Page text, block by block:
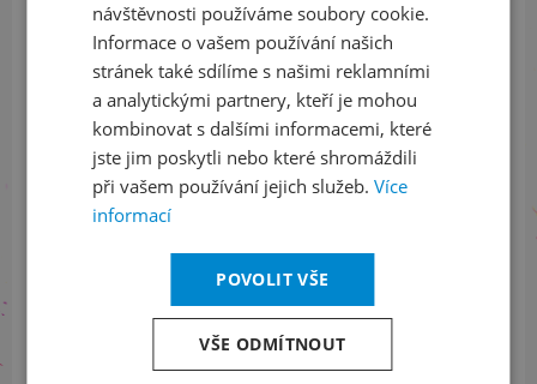
Sledujte nás na sociálních sítích
LinkedInflickr
návštěvnosti používáme soubory cookie.
Informace o vašem používání našich
stránek také sdílíme s našimi reklamními
a analytickými partnery, kteří je mohou
kombinovat s dalšími informacemi, které
jste jim poskytli nebo které shromáždili
při vašem používání jejich služeb. Více
informací
POVOLIT VŠE
VŠE ODMÍTNOUT